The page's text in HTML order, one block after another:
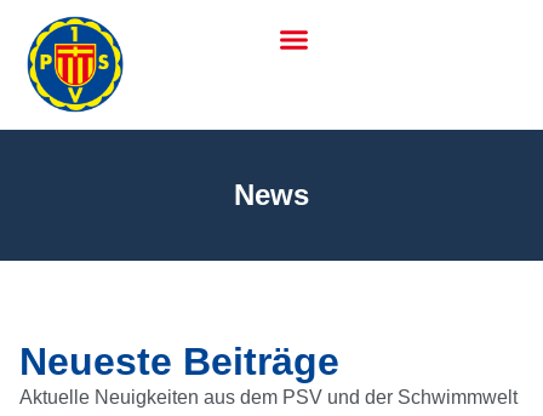
News
Neueste Beiträge
Aktuelle Neuigkeiten aus dem PSV und der Schwimmwelt